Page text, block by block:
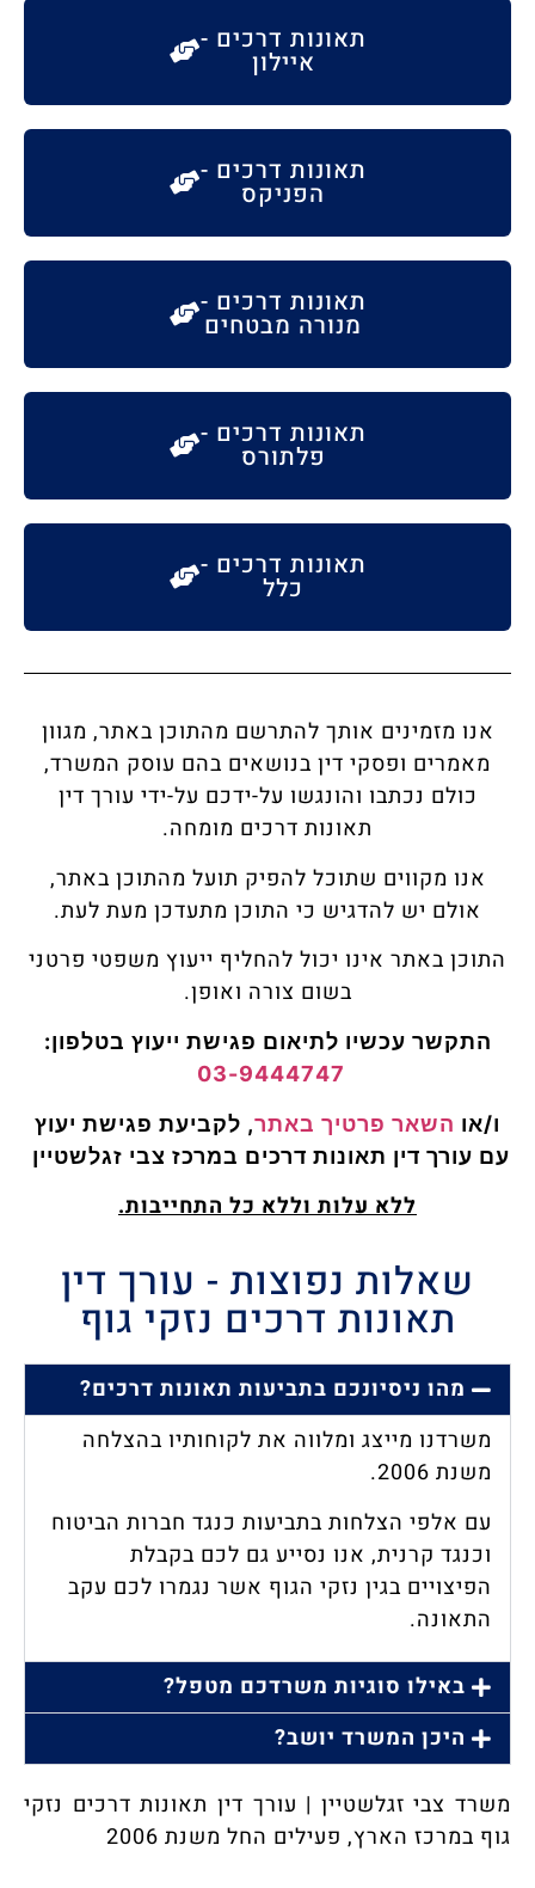
תאונות דרכים -
איילון
תאונות דרכים -
הפניקס
תאונות דרכים -
מנורה מבטחים
תאונות דרכים -
פלתורס
תאונות דרכים -
כלל
אנו מזמינים אותך להתרשם מהתוכן באתר, מגוון
מאמרים ופסקי דין בנושאים בהם עוסק המשרד,
כולם נכתבו והונגשו על-ידכם על-ידי עורך דין
תאונות דרכים מומחה.
אנו מקווים שתוכל להפיק תועל מהתוכן באתר,
אולם יש להדגיש כי התוכן מתעדכן מעת לעת.
התוכן באתר אינו יכול להחליף ייעוץ משפטי פרטני
בשום צורה ואופן.
התקשר עכשיו לתיאום פגישת ייעוץ בטלפון:
03-9444747
ו/או השאר פרטיך באתר, לקביעת פגישת יעוץ
עם עורך דין תאונות דרכים במרכז צבי זגלשטיין
ללא עלות וללא כל התחייבות.
שאלות נפוצות - עורך דין
תאונות דרכים נזקי גוף
מהו ניסיונכם בתביעות תאונות דרכים?
משרדנו מייצג ומלווה את לקוחותיו בהצלחה
משנת 2006.
עם אלפי הצלחות בתביעות כנגד חברות הביטוח
וכנגד קרנית, אנו נסייע גם לכם בקבלת
הפיצויים בגין נזקי הגוף אשר נגמרו לכם עקב
התאונה.
באילו סוגיות משרדכם מטפל?
היכן המשרד יושב?
משרד צבי זגלשטיין | עורך דין תאונות דרכים נזקי
גוף במרכז הארץ, פעילים החל משנת 2006